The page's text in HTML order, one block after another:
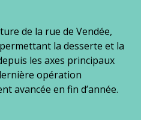
de la rue de Vendée,
la desserte et la
les axes principaux
opération
avancée en fin d’année.